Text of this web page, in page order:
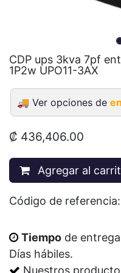
CDP ups 3kva 7pf
1P2w UPO11-3AX
🚚 Ver opciones de
₡ 436,406.00
Agregar al
Código de referencia:
Tiempo de entrega
Días hábiles.
Nuestros